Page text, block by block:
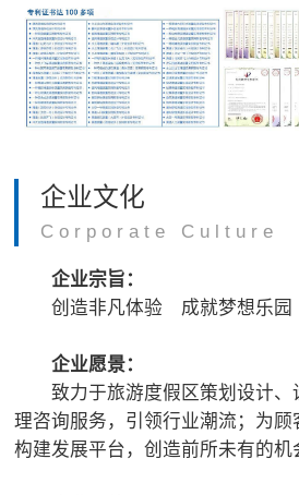
企业文化
Corporate Culture
企业宗旨：
创造非凡体验 成就梦想乐园
企业愿景：
致力于旅游度假区策划设计
理咨询服务，引领行业潮流；为
构建发展平台，创造前所未有的机